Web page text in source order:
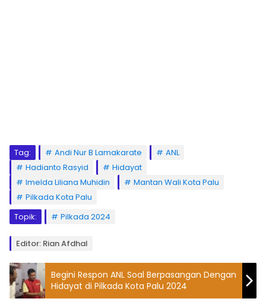
Tag: Andi Nur B Lamakarate
ANL
Hadianto Rasyid
Hidayat
Imelda Liliana Muhidin
Mantan Wali Kota Palu
Pilkada Kota Palu
Topik:
Pilkada 2024
Editor: Rian Afdhal
Begini Respon ANL Soal Berpasangan Dengan
Hidayat di Pilkada Kota Palu 2024